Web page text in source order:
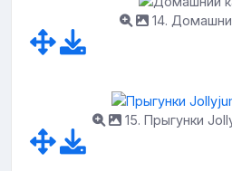
14.
15. Прыгунки